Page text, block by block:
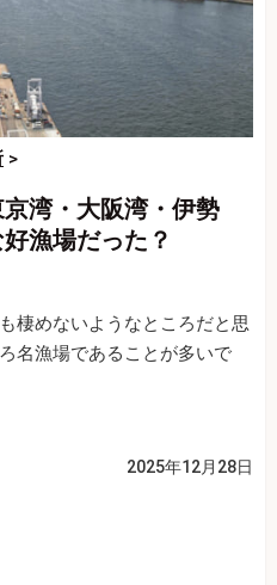
>
湾・大阪湾・伊勢
漁場だった？
棲めないようなところだと思
名漁場であることが多いで
2025年12月28日